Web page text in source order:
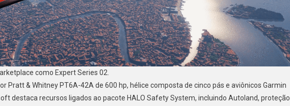
como Expert Series 02.
Pratt & Whitney PT6A-42A de 600 hp, hélice composta de cinco pás e aviônicos Garmin
destaca recursos ligados ao pacote HALO Safety System, incluindo Autoland, proteção